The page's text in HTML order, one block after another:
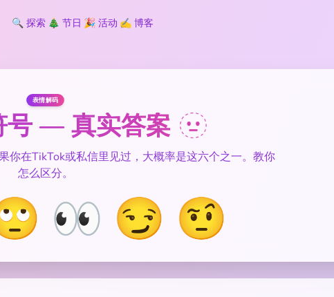
🔍 探索 🎄 节日 🎉 活动 ✍️ 博客
表情解码
号 — 真实答案 🫥
在TikTok或私信里见过，大概率是这六个之一。教你
怎么区分。
👀 😏 🤨